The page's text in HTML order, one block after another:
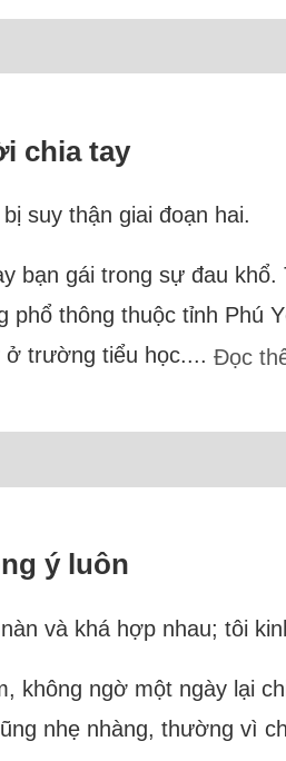
chia tay
suy thận giai đoạn hai.
bạn gái trong sự đau
thông thuộc tỉnh Phú
ở trường tiểu học.... Đọc
ý luôn
và khá hợp nhau; tôi
không ngờ một ngày lại
nhẹ nhàng, thường vì